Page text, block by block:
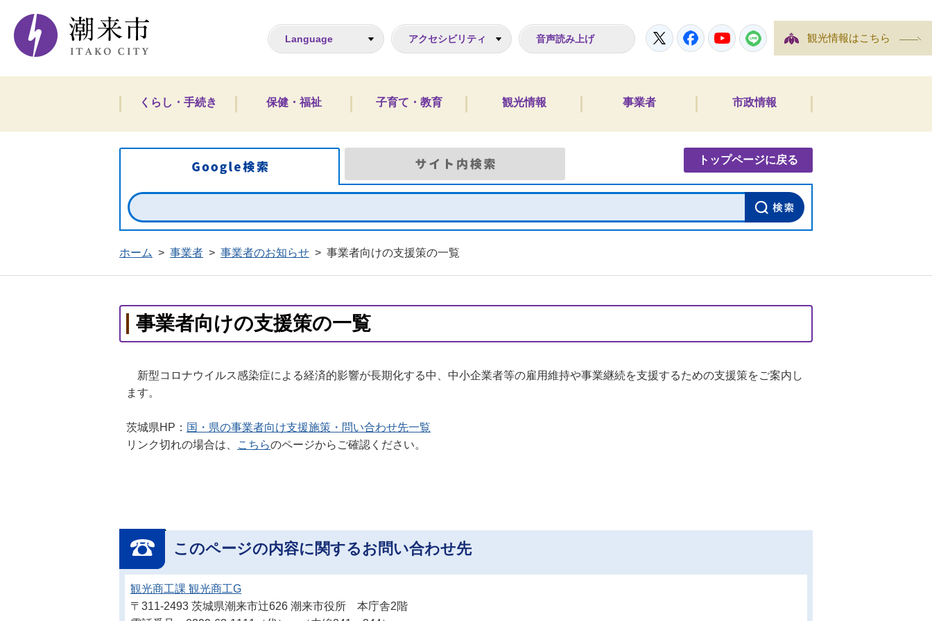
潮来市ホームページ
Language アクセシビリティ 音声読み上げ TwitterFacebookYouTubeLINE 観光情報はこちら
くらし・手続き 保健・福祉 子育て・教育 観光情報 事業者 市政情報
Google検索 トップページに戻る
ホーム > 事業者 > 事業者のお知らせ > 事業者向けの支援策の一覧
事業者向けの支援策の一覧
新型コロナウイルス感染症による経済的影響が長期化する中、中小企業者等の雇用維持や事業継続を支援するための支援策をご案内し
ます。
茨城県HP： 国・県の事業者向け支援施策・問い合わせ先一覧
リンク切れの場合は、
こちらのページからご確認ください。
このページの内容に関するお問い合わせ先
観光商工課 観光商工G
〒311-2493 茨城県潮来市辻626 潮来市役所 本庁舎2階